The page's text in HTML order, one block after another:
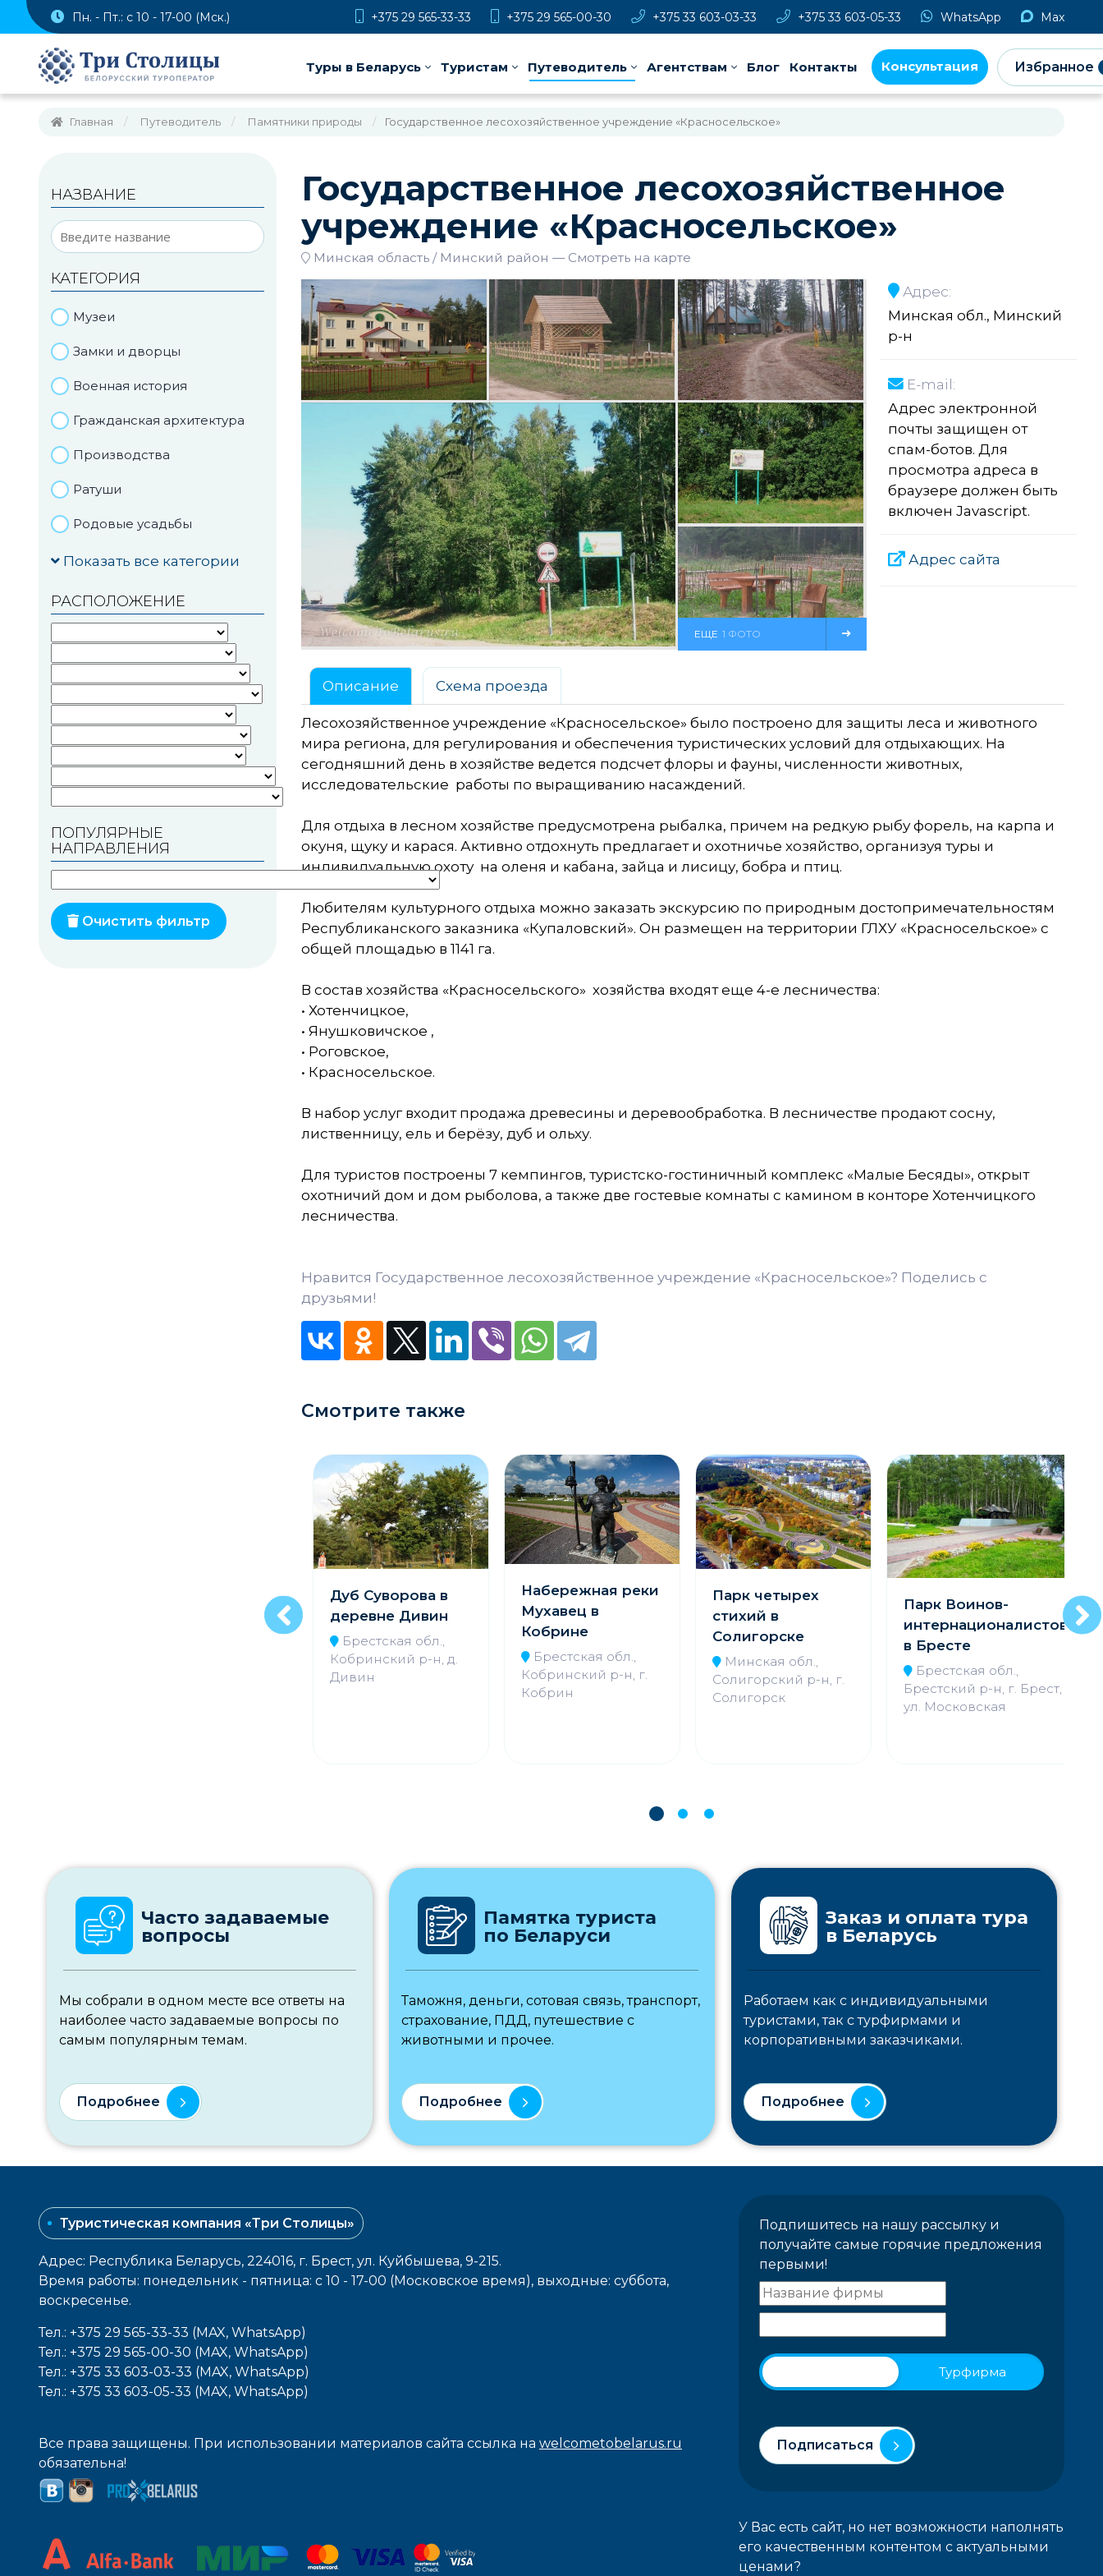
Пн. - Пт.: с 10 - 17-00 (Мск.) +375 29 565-33-33 +375 29 565-00-30 +375 33 603-03-33 +375 33 603-05-33 WhatsApp Max
Туры в Беларусь Туристам Путеводитель Агентствам Блог Контакты Консультация Избранное
Главная Путеводитель Памятники природы Государственное лесохозяйственное учреждение «Красносельское»
НАЗВАНИЕ
КАТЕГОРИЯ
Музеи
Замки и дворцы
Военная история
Гражданская архитектура
Производства
Ратуши
Родовые усадьбы
Садово-парковая
Национальные парки и
заказники
Озера и водоемы
Памятники археологии
Памятники геодезии
Памятники известным
людям
Монастыри
Показать все категории
РАСПОЛОЖЕНИЕ
ПОПУЛЯРНЫЕ
НАПРАВЛЕНИЯ
Очистить фильтр
Государственное лесохозяйственное
учреждение «Красносельское»
Минская область Минский район — Смотреть на карте
ЕЩЕ 1 ФОТО
Адрес:
Минская обл., Минский
р-н
E-mail:
Адрес электронной
почты защищен от
спам-ботов. Для
просмотра адреса в
браузере должен быть
включен Javascript.
Адрес сайта
Описание Схема проезда
Лесохозяйственное учреждение «Красносельское» было построено для защиты леса и животного
мира региона, для регулирования и обеспечения туристических условий для отдыхающих. На
сегодняшний день в хозяйстве ведется подсчет флоры и фауны, численности животных,
исследовательские работы по выращиванию насаждений.
Для отдыха в лесном хозяйстве предусмотрена рыбалка, причем на редкую рыбу форель, на карпа и
окуня, щуку и карася. Активно отдохнуть предлагает и охотничье хозяйство, организуя туры и
индивидуальную охоту на оленя и кабана, зайца и лисицу, бобра и птиц.
Любителям культурного отдыха можно заказать экскурсию по природным достопримечательностям
Республиканского заказника «Купаловский». Он размещен на территории ГЛХУ «Красносельское» с
общей площадью в 1141 га.
В состав хозяйства «Красносельского» хозяйства входят еще 4-е лесничества:
• Хотенчицкое,
• Янушковичское ,
• Роговское,
• Красносельское.
В набор услуг входит продажа древесины и деревообработка. В лесничестве продают сосну,
лиственницу, ель и берёзу, дуб и ольху.
Для туристов построены 7 кемпингов, туристско-гостиничный комплекс «Малые Бесяды», открыт
охотничий дом и дом рыболова, а также две гостевые комнаты с камином в конторе Хотенчицкого
лесничества.
Нравится Государственное лесохозяйственное учреждение «Красносельское»? Поделись с
друзьями!
Смотрите также
Дуб Суворова в
деревне Дивин
Брестская обл.,
Кобринский р-н, д.
Дивин
Набережная реки
Мухавец в
Кобрине
Брестская обл.,
Кобринский р-н, г.
Кобрин
Парк четырех
стихий в
Солигорске
Минская обл.,
Cолигорский р-н, г.
Солигорск
Парк Воинов-
интернационалистов
в Бресте
Брестская обл.,
Брестский р-н, г. Брест,
ул. Московская
Часто задаваемые
вопросы
Мы собрали в одном месте все ответы на
наиболее часто задаваемые вопросы по
самым популярным темам.
Подробнее
Памятка туриста
по Беларуси
Таможня, деньги, сотовая связь, транспорт,
страхование, ПДД, путешествие с
животными и прочее.
Подробнее
Заказ и оплата тура
в Беларусь
Работаем как с индивидуальными
туристами, так с турфирмами и
корпоративными заказчиками.
Подробнее
Туристическая компания «Три Столицы»
Адрес: Республика Беларусь, 224016, г. Брест, ул. Куйбышева, 9-215.
Время работы: понедельник - пятница: с 10 - 17-00 (Московское время), выходные: cуббота,
воcкресенье.
Тел.: +375 29 565-33-33 (MAX, WhatsApp)
Тел.: +375 29 565-00-30 (MAX, WhatsApp)
Тел.: +375 33 603-03-33 (MAX, WhatsApp)
Тел.: +375 33 603-05-33 (MAX, WhatsApp)
Все права защищены. При использовании материалов сайта ссылка на welcometobelarus.ru
обязательна!
Подпишитесь на нашу рассылку и
получайте самые горячие предложения
первыми!
Турфирма
Подписаться
У Вас есть сайт, но нет возможности наполнять
его качественным контентом с актуальными
ценами?